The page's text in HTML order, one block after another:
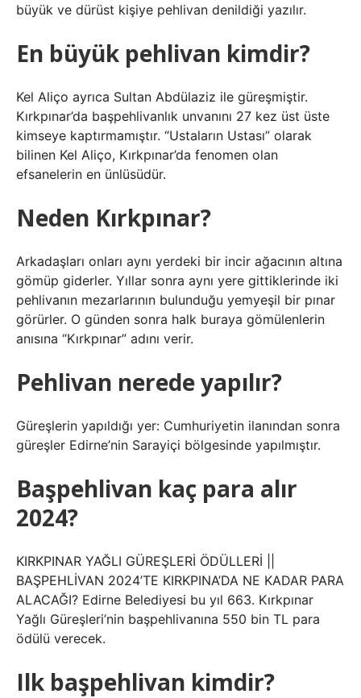
büyük ve dürüst kişiye pehlivan denildiği yazılır.
En büyük pehlivan kimdir?
Kel Aliço ayrıca Sultan Abdülaziz ile güreşmiştir.
Kırkpınar’da başpehlivanlık unvanını 27 kez üst üste
kimseye kaptırmamıştır. “Ustaların Ustası” olarak
bilinen Kel Aliço, Kırkpınar’da fenomen olan
efsanelerin en ünlüsüdür.
Neden Kırkpınar?
Arkadaşları onları aynı yerdeki bir incir ağacının altına
gömüp giderler. Yıllar sonra aynı yere gittiklerinde iki
pehlivanın mezarlarının bulunduğu yemyeşil bir pınar
görürler. O günden sonra halk buraya gömülenlerin
anısına “Kırkpınar” adını verir.
Pehlivan nerede yapılır?
Güreşlerin yapıldığı yer: Cumhuriyetin ilanından sonra
güreşler Edirne’nin Sarayiçi bölgesinde yapılmıştır.
Başpehlivan kaç para alır
2024?
KIRKPINAR YAĞLI GÜREŞLERİ ÖDÜLLERİ ||
BAŞPEHLİVAN 2024’TE KIRKPINA’DA NE KADAR PARA
ALACAĞI? Edirne Belediyesi bu yıl 663. Kırkpınar
Yağlı Güreşleri’nin başpehlivanına 550 bin TL para
ödülü verecek.
Ilk başpehlivan kimdir?